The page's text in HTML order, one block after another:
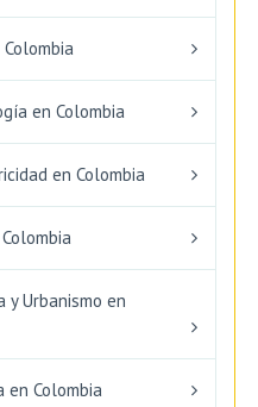
en Colombia
en Colombia
y Urbanismo en
en Colombia